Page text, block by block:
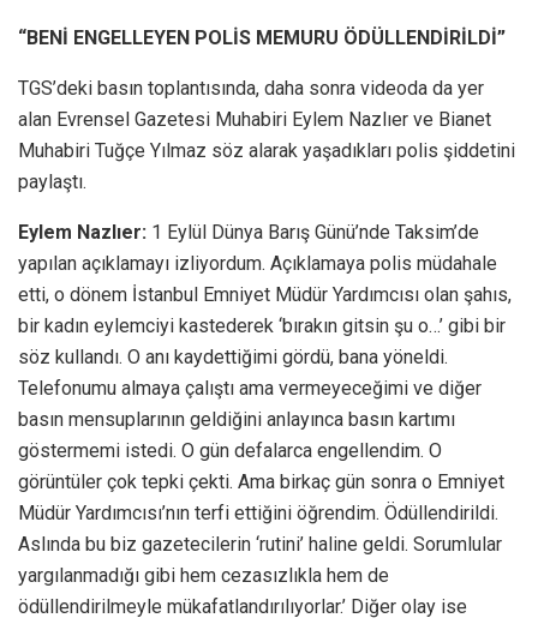
“BENİ ENGELLEYEN POLİS MEMURU ÖDÜLLENDİRİLDİ”
TGS’deki basın toplantısında, daha sonra videoda da yer
alan Evrensel Gazetesi Muhabiri Eylem Nazlıer ve Bianet
Muhabiri Tuğçe Yılmaz söz alarak yaşadıkları polis şiddetini
paylaştı.
Eylem Nazlıer: 1 Eylül Dünya Barış Günü’nde Taksim’de
yapılan açıklamayı izliyordum. Açıklamaya polis müdahale
etti, o dönem İstanbul Emniyet Müdür Yardımcısı olan şahıs,
bir kadın eylemciyi kastederek ‘bırakın gitsin şu o…’ gibi bir
söz kullandı. O anı kaydettiğimi gördü, bana yöneldi.
Telefonumu almaya çalıştı ama vermeyeceğimi ve diğer
basın mensuplarının geldiğini anlayınca basın kartımı
göstermemi istedi. O gün defalarca engellendim. O
görüntüler çok tepki çekti. Ama birkaç gün sonra o Emniyet
Müdür Yardımcısı’nın terfi ettiğini öğrendim. Ödüllendirildi.
Aslında bu biz gazetecilerin ‘rutini’ haline geldi. Sorumlular
yargılanmadığı gibi hem cezasızlıkla hem de
ödüllendirilmeyle mükafatlandırılıyorlar.’ Diğer olay ise